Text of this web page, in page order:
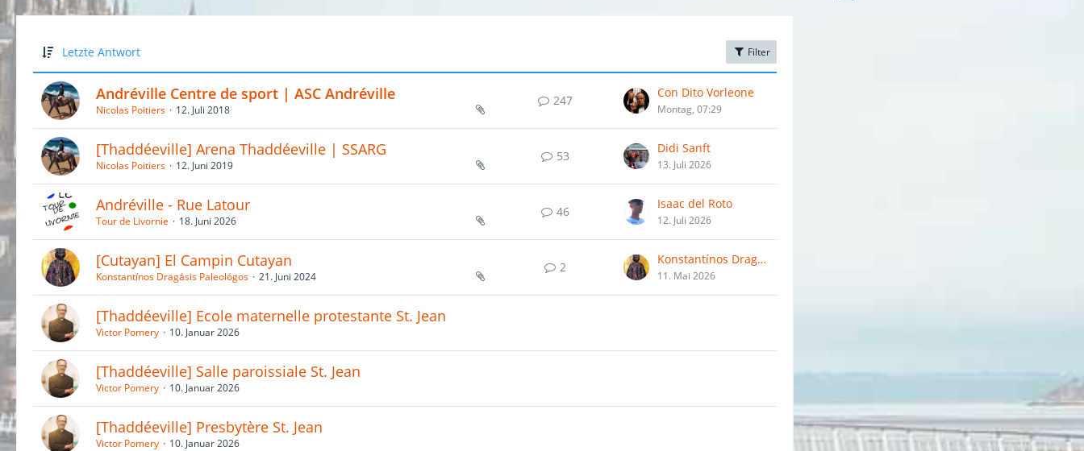
Letzte Antwort Filter
Andréville Centre de sport | ASC Andréville
Nicolas Poitiers 12. Juli 2018
247
Con Dito Vorleone
Montag, 07:29
[Thaddéeville] Arena Thaddéeville | SSARG
Nicolas Poitiers 12. Juni 2019
53
Didi Sanft
13. Juli 2026
Andréville - Rue Latour
Tour de Livornie 18. Juni 2026
46
Isaac del Roto
12. Juli 2026
[Cutayan] El Campin Cutayan
Konstantínos Dragásis Paleológos 21. Juni 2024
2
Konstantínos Dragásis Paleológos
11. Mai 2026
[Thaddéeville] Ecole maternelle protestante St. Jean
Victor Pomery 10. Januar 2026
[Thaddéeville] Salle paroissiale St. Jean
Victor Pomery 10. Januar 2026
[Thaddéeville] Presbytère St. Jean
Victor Pomery 10. Januar 2026